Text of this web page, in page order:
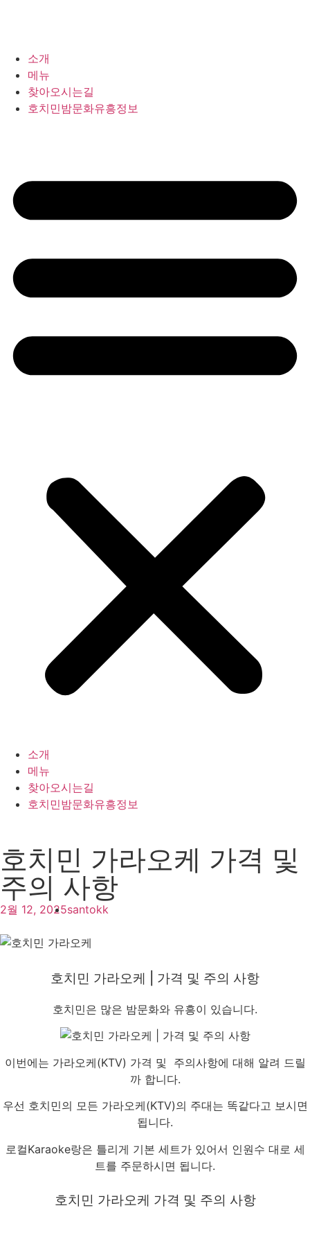
소개
메뉴
찾아오시는길
호치민밤문화유흥정보
소개
메뉴
찾아오시는길
호치민밤문화유흥정보
호치민 가라오케 가격 및
주의 사항
2월 12, 2025santokk
호치민 가라오케 | 가격 및 주의 사항
호치민은 많은 밤문화와 유흥이 있습니다.
이번에는 가라오케(KTV) 가격 및 주의사항에 대해 알려 드릴
까 합니다.
우선 호치민의 모든 가라오케(KTV)의 주대는 똑같다고 보시면
됩니다.
로컬Karaoke랑은 틀리게 기본 세트가 있어서 인원수 대로 세
트를 주문하시면 됩니다.
호치민 가라오케 가격 및 주의 사항